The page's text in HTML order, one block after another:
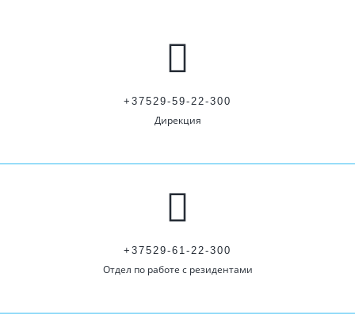
+37529-59-22-300
Дирекция
+37529-61-22-300
Отдел по работе с резидентами